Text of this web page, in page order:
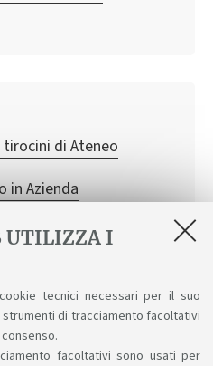
UTILIZZA I
tecnici necessari per il suo
di tracciamento facoltativi
facoltativi sono usati per
di Ateneo
in Azienda
post laurea?
laurea